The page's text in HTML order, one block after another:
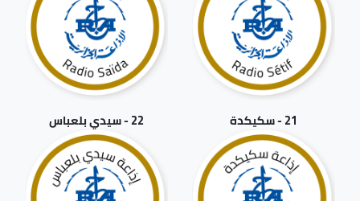
21 - سكيكدة 22 - سيدي بلعباس